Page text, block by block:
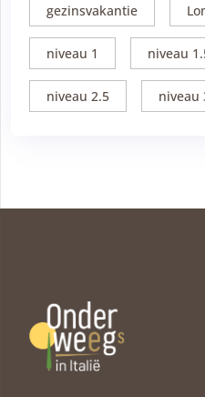
gezinsvakantie
niveau 1 niveau
niveau 2.5 niveau